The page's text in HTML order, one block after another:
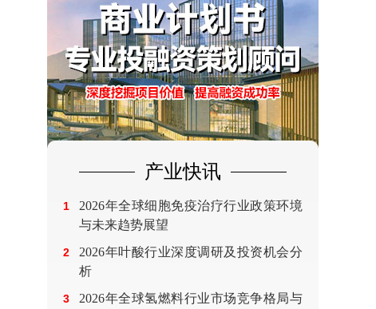
产业快讯
1
2026年全球细胞免疫治疗行业政策环境
与未来趋势展望
2
2026年叶酸行业深度调研及投资机会分
析
3
2026年全球氢燃料行业市场竞争格局与